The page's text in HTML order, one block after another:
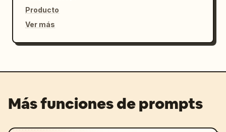
Producto
Ver más
Más funciones de prompts